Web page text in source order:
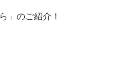
」のご紹介！